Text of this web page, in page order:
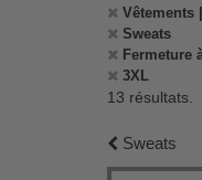
Vêtements
Sweats
Fermeture
3XL
13 résultats.
Sweats